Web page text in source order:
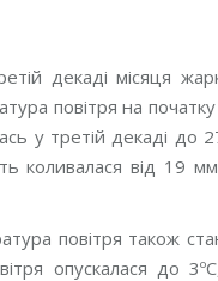
декаді місяця
повітря на
у третій декаді до
коливалася від
повітря також
опускалася до